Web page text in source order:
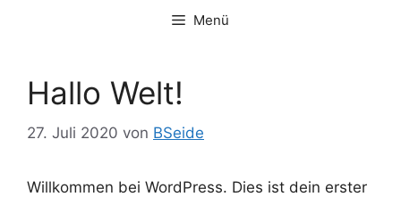
Menü
Hallo Welt!
27. Juli 2020 von BSeide
Willkommen bei WordPress. Dies ist dein erster